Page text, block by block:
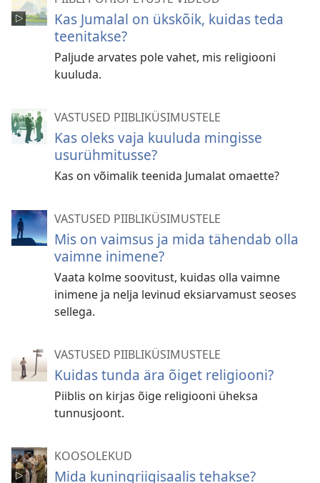
Kas Jumalal on ükskõik, kuidas teda
teenitakse?
Paljude arvates pole vahet, mis religiooni
kuuluda.
VASTUSED PIIBLIKÜSIMUSTELE
Kas oleks vaja kuuluda mingisse
usurühmitusse?
Kas on võimalik teenida Jumalat omaette?
VASTUSED PIIBLIKÜSIMUSTELE
Mis on vaimsus ja mida tähendab olla
vaimne inimene?
Vaata kolme soovitust, kuidas olla vaimne
inimene ja nelja levinud eksiarvamust seoses
sellega.
VASTUSED PIIBLIKÜSIMUSTELE
Kuidas tunda ära õiget religiooni?
Piiblis on kirjas õige religiooni üheksa
tunnusjoont.
KOOSOLEKUD
Mida kuningriigisaalis tehakse?